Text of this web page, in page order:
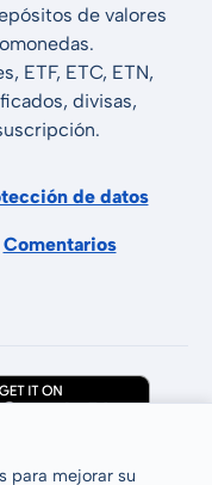
de valores
ETF, ETC, ETN,
divisas,
de datos
Comentarios
para mejorar su